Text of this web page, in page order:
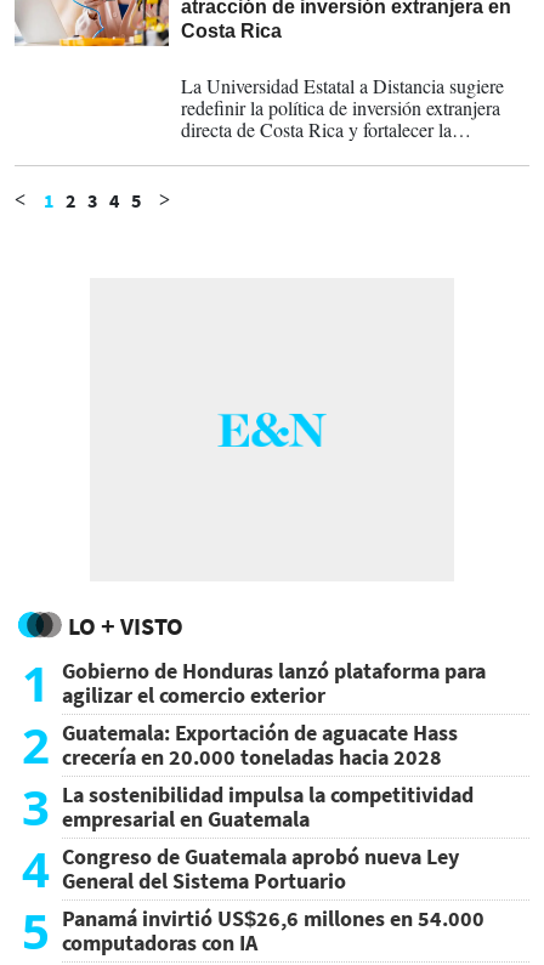
atracción de inversión extranjera en
Costa Rica
La Universidad Estatal a Distancia sugiere
redefinir la política de inversión extranjera
directa de Costa Rica y fortalecer la
global del mercado de semiconductores.
< 1 2 3 4 5 >
LO + VISTO
1
Gobierno de Honduras lanzó plataforma para
agilizar el comercio exterior
2 Guatemala: Exportación de aguacate Hass
crecería en 20.000 toneladas hacia 2028
3 La sostenibilidad impulsa la competitividad
empresarial en Guatemala
4 Congreso de Guatemala aprobó nueva Ley
General del Sistema Portuario
5 Panamá invirtió US$26,6 millones en 54.000
computadoras con IA